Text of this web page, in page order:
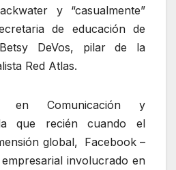
y “casualmente”
de educación de
DeVos, pilar de la
Red Atlas.
en Comunicación y
que recién cuando el
global, Facebook –
involucrado en